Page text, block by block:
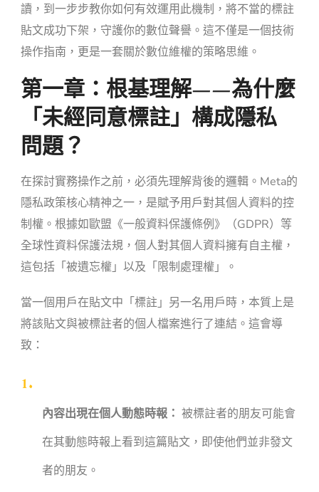
讀，到一步步教你如何有效運用此機制，將不當的標註
貼文成功下架，守護你的數位聲譽。這不僅是一個技術
操作指南，更是一套關於數位維權的策略思維。
第一章：根基理解——為什麼
「未經同意標註」構成隱私
問題？
在探討實務操作之前，必須先理解背後的邏輯。Meta的
隱私政策核心精神之一，是賦予用戶對其個人資料的控
制權。根據如歐盟《一般資料保護條例》（GDPR）等
全球性資料保護法規，個人對其個人資料擁有自主權，
這包括「被遺忘權」以及「限制處理權」。
當一個用戶在貼文中「標註」另一名用戶時，本質上是
將該貼文與被標註者的個人檔案進行了連結。這會導
致：
內容出現在個人動態時報： 被標註者的朋友可能會
在其動態時報上看到這篇貼文，即使他們並非發文
者的朋友。